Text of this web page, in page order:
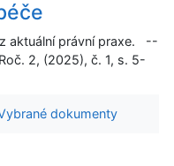
aktuální právní praxe. --
2, (2025), č. 1, s. 5-
dokumenty